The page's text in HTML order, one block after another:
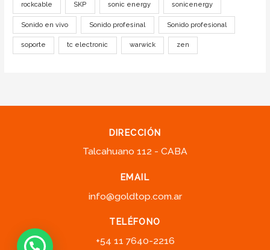
rockcable SKP sonic energy sonicenergy
Sonido en vivo Sonido profesinal Sonido profesional
soporte tc electronic warwick zen
DIRECCIÓN
Talcahuano 112 - CABA
EMAIL
info@goldtop.com.ar
TELÉFONO
+54 11 7640-2216